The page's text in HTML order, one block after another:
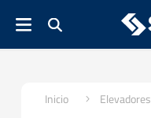
Inicio Elevadores